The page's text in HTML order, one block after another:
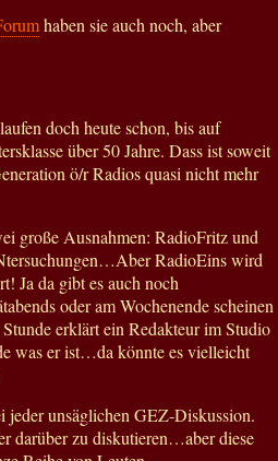
haben sie auch noch, aber
doch heute schon, bis auf
über 50 Jahre. Dass ist soweit
ö/r Radios quasi nicht mehr
große Ausnahmen: RadioFritz und
RadioEins wird
Ja da gibt es auch noch
oder am Wochenende scheinen
erklärt ein Redakteur im Studio
was er ist…da könnte es vielleicht
jeder unsäglichen GEZ-Diskussion.
darüber zu diskutieren…aber diese